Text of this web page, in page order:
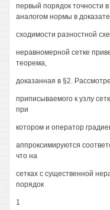
первый порядок точности
аналогом нормы в
сходимости разностной
неравномерной сетке
теорема,
доказанная в §2.
приписываемого к узлу
при
котором и оператор
аппроксимируются
что на
сетках с существенной
порядок
1